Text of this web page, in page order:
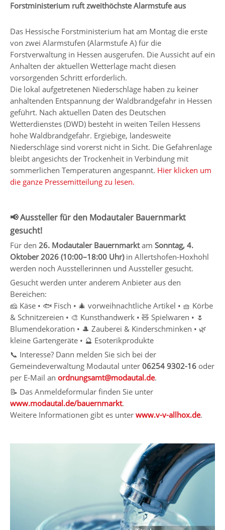
Forstministerium ruft zweithöchste Alarmstufe aus
Das Hessische Forstministerium hat am Montag die erste
von zwei Alarmstufen (Alarmstufe A) für die
Forstverwaltung in Hessen ausgerufen. Die Aussicht auf ein
Anhalten der aktuellen Wetterlage macht diesen
vorsorgenden Schritt erforderlich.
Die lokal aufgetretenen Niederschläge haben zu keiner
anhaltenden Entspannung der Waldbrandgefahr in Hessen
geführt. Nach aktuellen Daten des Deutschen
Wetterdienstes (DWD) besteht in weiten Teilen Hessens
hohe Waldbrandgefahr. Ergiebige, landesweite
Niederschläge sind vorerst nicht in Sicht. Die Gefahrenlage
bleibt angesichts der Trockenheit in Verbindung mit
sommerlichen Temperaturen angespannt. Hier klicken um
die ganze Pressemitteilung zu lesen.
📢 Aussteller für den Modautaler Bauernmarkt
gesucht!
Für den 26. Modautaler Bauernmarktam Sonntag, 4.
Oktober 2026 (10:00–18:00 Uhr)in Allertshofen-Hoxhohl
werden noch Ausstellerinnen und Aussteller gesucht.
Gesucht werden unter anderem Anbieter aus den
Bereichen:
🧀 Käse • 🐟 Fisch • 🎄 vorweihnachtliche Artikel • 🧺 Körbe
& Schnitzereien • 🎨 Kunsthandwerk • 🧸 Spielwaren • 🌷
Blumendekoration • 🎩 Zauberei & Kinderschminken • 🌿
kleine Gartengeräte • 🔮 Esoterikprodukte
📞 Interesse? Dann melden Sie sich bei der
Gemeindeverwaltung Modautal unter 06254 9302-16 oder
per E-Mail an ordnungsamt@modautal.de.
📝 Das Anmeldeformular finden Sie unter
www.modautal.de/bauernmarkt.
Weitere Informationen gibt es unter www.v-v-allhox.de.